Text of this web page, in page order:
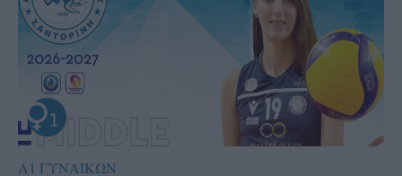
Α1 ΓΥΝΑΙΚΩΝ